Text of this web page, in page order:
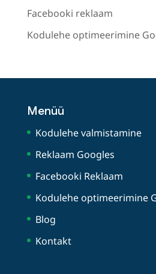
Facebooki reklaam
Kodulehe optimeerimine
Menüü
Kodulehe valmistamine
Reklaam Googles
Facebooki Reklaam
Kodulehe optimeerimine
Blog
Kontakt